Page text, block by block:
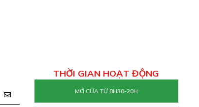
THỜI GIAN HOẠT ĐỘNG
MỞ CỬA TỪ 8H30-20H